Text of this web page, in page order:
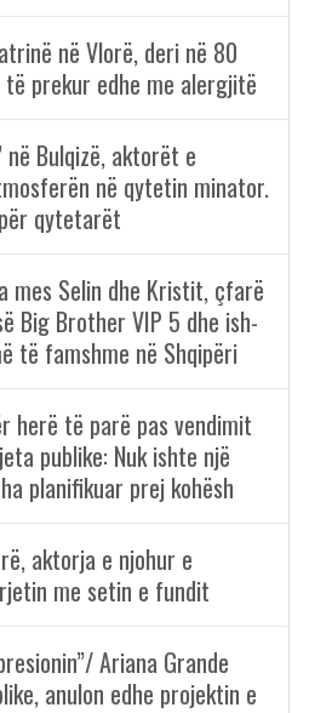
në Vlorë, deri në 80
prekur edhe me alergjitë
në Bulqizë, aktorët e
në qytetin minator.
qytetarët
mes Selin dhe Kristit, çfarë
Big Brother VIP 5 dhe ish-
të famshme në Shqipëri
herë të parë pas vendimit
publike: Nuk ishte një
planifikuar prej kohësh
aktorja e njohur e
me setin e fundit
Ariana Grande
anulon edhe projektin e